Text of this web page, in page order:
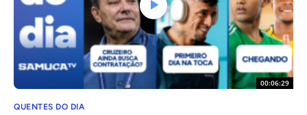
00:06:29
QUENTES DO DIA